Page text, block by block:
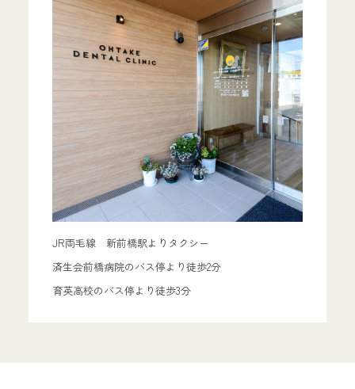
JR両毛線 新前橋駅よりタクシー
済生会前橋病院のバス停より徒歩2分
育英高校のバス停より徒歩3分